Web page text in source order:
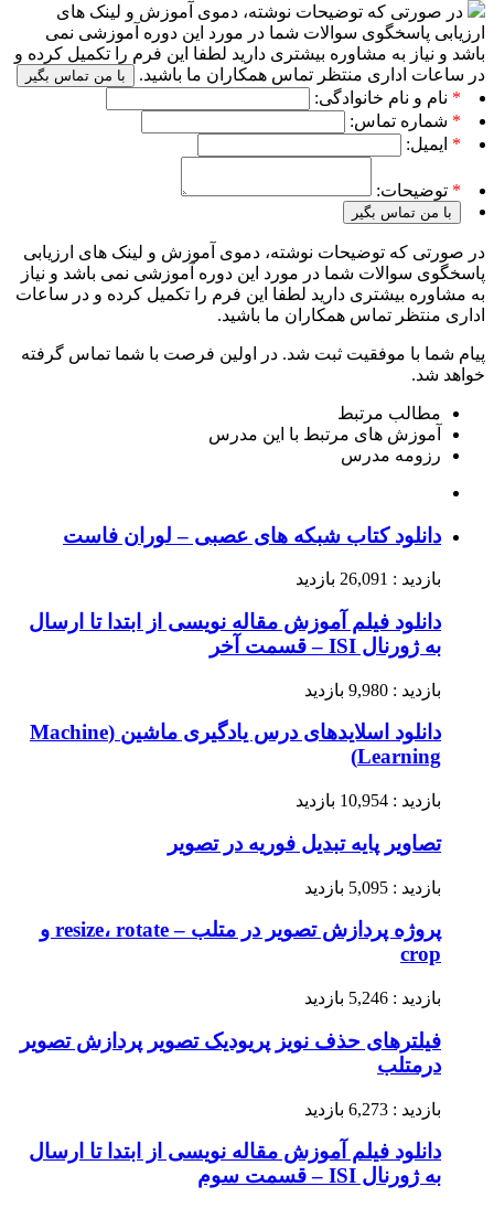
در صورتی که توضیحات نوشته، دموی آموزش و لینک های
ارزیابی پاسخگوی سوالات شما در مورد این دوره آموزشی نمی
باشد و نیاز به مشاوره بیشتری دارید لطفا این فرم را تکمیل کرده و
در ساعات اداری منتظر تماس همکاران ما باشید.
با من تماس بگیر
* نام و نام خانوادگی:
* شماره تماس:
* ایمیل:
* توضیحات:
با من تماس بگیر
در صورتی که توضیحات نوشته، دموی آموزش و لینک های ارزیابی
پاسخگوی سوالات شما در مورد این دوره آموزشی نمی باشد و نیاز
به مشاوره بیشتری دارید لطفا این فرم را تکمیل کرده و در ساعات
اداری منتظر تماس همکاران ما باشید.
پیام شما با موفقیت ثبت شد. در اولین فرصت با شما تماس گرفته
خواهد شد.
مطالب مرتبط
آموزش های مرتبط با این مدرس
رزومه مدرس
دانلود کتاب شبکه های عصبی – لوران فاست
بازدید : 26,091 بازدید
دانلود فیلم آموزش مقاله نویسی از ابتدا تا ارسال
به ژورنال ISI – قسمت آخر
بازدید : 9,980 بازدید
دانلود اسلایدهای درس یادگیری ماشین (Machine
Learning)
بازدید : 10,954 بازدید
تصاویر پایه تبدیل فوریه در تصویر
بازدید : 5,095 بازدید
پروژه پردازش تصویر در متلب – resize، rotate و
crop
بازدید : 5,246 بازدید
فیلترهای حذف نویز پریودیک تصویر پردازش تصویر
درمتلب
بازدید : 6,273 بازدید
دانلود فیلم آموزش مقاله نویسی از ابتدا تا ارسال
به ژورنال ISI – قسمت سوم